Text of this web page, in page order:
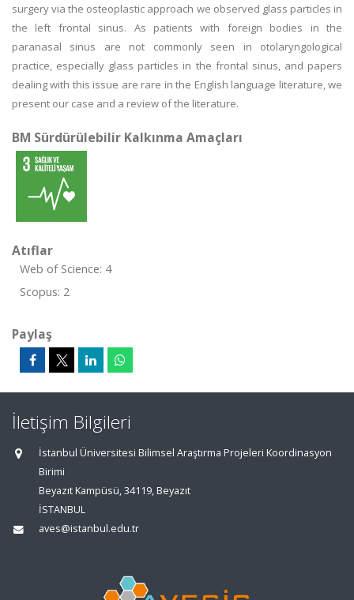
surgery via the osteoplastic approach we observed glass particles in
the left frontal sinus. As patients with foreign bodies in the
paranasal sinus are not commonly seen in otolaryngological
practice, especially glass particles in the frontal sinus, and papers
dealing with this issue are rare in the English language literature, we
present our case and a review of the literature.
BM Sürdürülebilir Kalkınma Amaçları
Atıflar
Web of Science: 4
Scopus: 2
Paylaş
İletişim Bilgileri
İstanbul Üniversitesi Bilimsel Araştırma Projeleri Koordinasyon
Birimi
Beyazıt Kampüsü, 34119, Beyazıt
İSTANBUL
aves@istanbul.edu.tr